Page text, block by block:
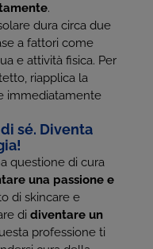
.
dura circa due
a fattori come
e attività fisica. Per
riapplica la
immediatamente
sé. Diventa
questione di cura
una passione e
di skincare e
di diventare un
professione ti